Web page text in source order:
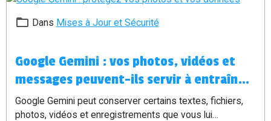
Dans Mises à Jour et Sécurité
Google Gemini : vos photos, vidéos et
messages peuvent-ils servir à entraîner
l’IA ?
Google Gemini peut conserver certains textes, fichiers,
photos, vidéos et enregistrements que vous lui